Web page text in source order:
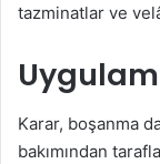
tazminatlar ve
Karar, boşanma
bakımından